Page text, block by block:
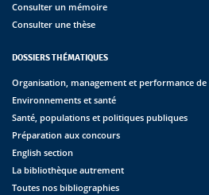
Consulter un mémoire
Consulter une thèse
DOSSIERS THÉMATIQUES
Organisation, management et performance
Environnements et santé
Santé, populations et politiques publiques
Préparation aux concours
English section
La bibliothèque autrement
Toutes nos bibliographies